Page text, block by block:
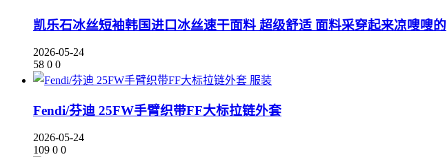
凯乐石冰丝短袖韩国进口冰丝速干面料 超级舒适 面料采穿起来凉嗖嗖的
2026-05-24
58 0 0
服装
Fendi/芬迪 25FW手臂织带FF大标拉链外套
2026-05-24
109 0 0